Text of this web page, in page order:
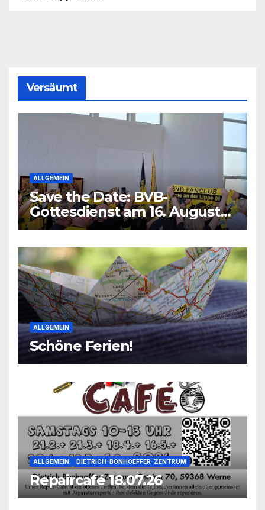
Versäumt
ALLGEMEIN
Save the Date: BVB-
Gottesdienst am 16. August
2026
ALLGEMEIN
Schöne Ferien!
ALLGEMEIN DIETRICH-BONHOEFFER-ZENTRUM
Repaircafé 18.07.26